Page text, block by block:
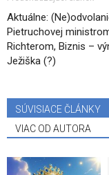
Aktuálne:
Pietruchovej
Richterom, Biznis –
Ježiška (?)
SÚVISIACE ČLÁNKY
VIAC OD AUTORA